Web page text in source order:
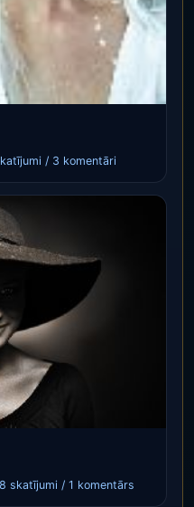
/ 3 komentāri
skatījumi / 1 komentārs